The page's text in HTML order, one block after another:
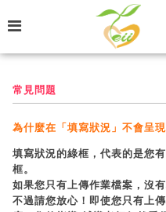
常見問題
為什麼在「填寫狀況」不會呈
填寫狀況的綠框，代表的是您
框。
如果您只有上傳作業檔案，沒
不過請您放心！即使您只有上